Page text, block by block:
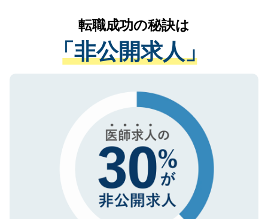
は、個人情報の取り扱いについての厳密な
管理基準を満たした事業者のみに付与され
る、プライバシーマークを取得済みです。
ご登録いただいた個人情報は、SSL（デー
で、機密保持に関してもご安心ください。
かがいして、現在の医療機関の状況や紹介
経験をまじえながら、適切なアドバイスを
させていただきます。すぐにご転職をされ
ない方には、長期的なサポートが可能です
ので、まずはご登録ください。
転職成功の秘訣は
「非公開求人」